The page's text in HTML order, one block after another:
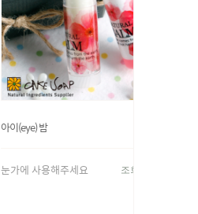
아이(eye) 밤
눈가에 사용해주세요 조회수 26783